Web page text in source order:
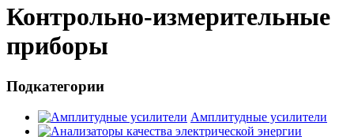
Контрольно-измерительные
приборы
Подкатегории
Амплитудные усилители